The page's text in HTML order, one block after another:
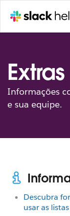
Extras
Informações
e sua equipe.
Descubra
usar as